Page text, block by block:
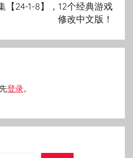
【24-1-8】，12个经典游戏
修改中文版！
登录。